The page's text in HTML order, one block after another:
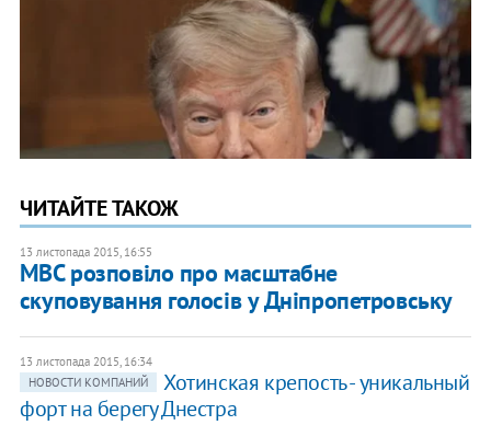
ЧИТАЙТЕ ТАКОЖ
13 листопада 2015, 16:55
МВС розповіло про масштабне
скуповування голосів у Дніпропетровську
13 листопада 2015, 16:34
НОВОСТИ КОМПАНИЙ
Хотинская крепость - уникальный
форт на берегу Днестра